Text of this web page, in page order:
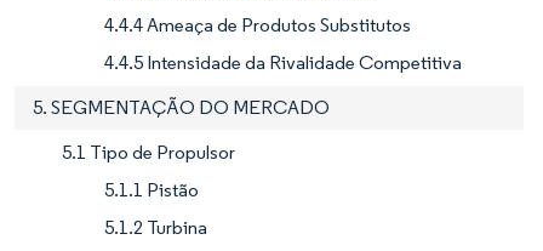
4.4.4 Ameaça de Produtos Substitutos
4.4.5 Intensidade da Rivalidade Competitiva
5. SEGMENTAÇÃO DO MERCADO
5.1 Tipo de Propulsor
5.1.1 Pistão
5.1.2 Turbina